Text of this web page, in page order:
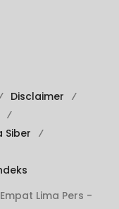
Disclaimer
Siber
Lima Pers -